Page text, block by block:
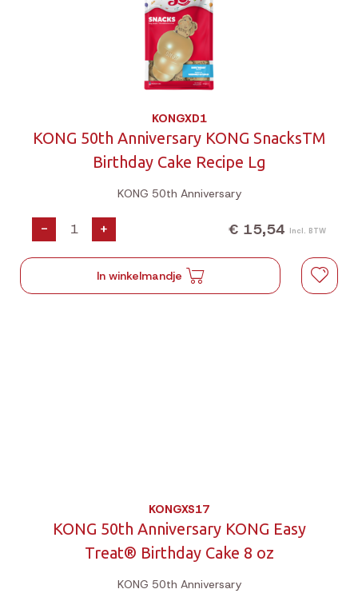
KONGXD1
KONG 50th Anniversary KONG SnacksTM
Birthday Cake Recipe Lg
KONG 50th Anniversary
- + € 15,54 Incl. BTW
In winkelmandje
KONGXS17
KONG 50th Anniversary KONG Easy
Treat® Birthday Cake 8 oz
KONG 50th Anniversary